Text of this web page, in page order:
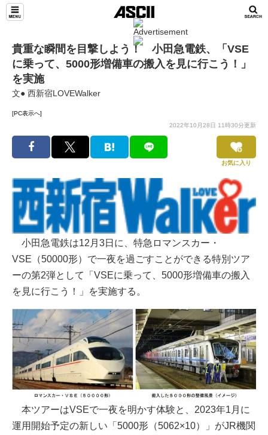
貴重な瞬間を目撃しよう！ 小田急電鉄、「VSE
に乗って、5000形増備車の搬入を見に行こう！」
を実施
文● 西新宿LOVEWalker
[PC表示へ]
2022年10月28日 11時30分更新
お気に入り
小田急電鉄は12月3日に、特急ロマンスカー・
VSE（50000形）で一夜を過ごすことができる特別ツア
ーの第2弾として「VSEに乗って、5000形増備車の搬入
を見に行こう！」を実施する。
本ツアーはVSEで一夜を明かす体験と、2023年1月に
運用開始予定の新しい「5000形（5062×10）」がJR機関